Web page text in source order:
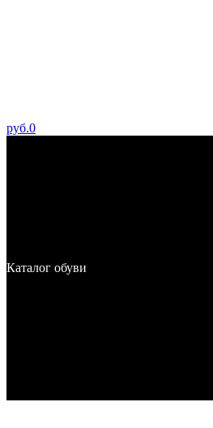
руб.0
Каталог обуви